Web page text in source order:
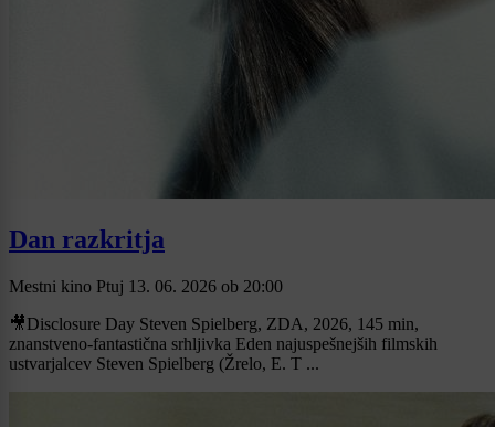
Dan razkritja
Mestni kino Ptuj 13. 06. 2026 ob 20:00
🎥Disclosure Day Steven Spielberg, ZDA, 2026, 145 min,
znanstveno-fantastična srhljivka Eden najuspešnejših filmskih
ustvarjalcev Steven Spielberg (Žrelo, E. T ...